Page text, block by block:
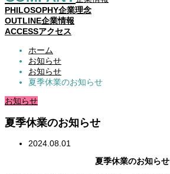
PHILOSOPHY企業理念
OUTLINE企業情報
ACCESSアクセス
ホーム
お知らせ
お知らせ
夏季休業のお知らせ
お知らせ
夏季休業のお知らせ
2024.08.01
夏季休業のお知らせ